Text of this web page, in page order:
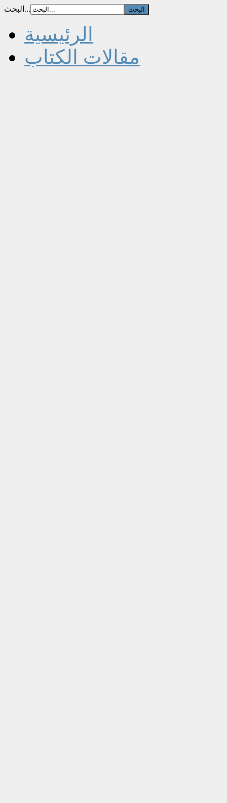
البحث...
الرئيسية
مقالات الكتاب